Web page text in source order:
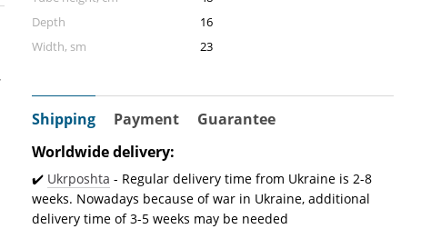
Depth
16
Width, sm
23
Shipping Payment
Guarantee
Worldwide delivery:
✔️ Ukrposhta - Regular delivery time from Ukraine is 2-8
weeks. Nowadays because of war in Ukraine, additional
delivery time of 3-5 weeks may be needed